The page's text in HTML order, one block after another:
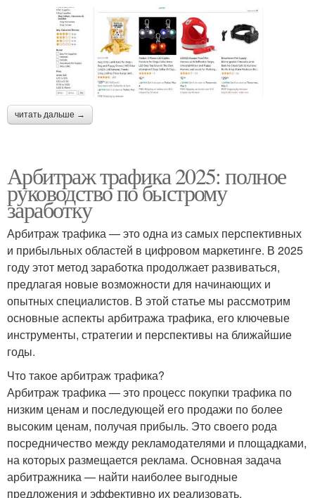
читать дальше →
Арбитраж трафика 2025: полное
руководство по быстрому
заработку
Арбитраж трафика — это одна из самых перспективных
и прибыльных областей в цифровом маркетинге. В 2025
году этот метод заработка продолжает развиваться,
предлагая новые возможности для начинающих и
опытных специалистов. В этой статье мы рассмотрим
основные аспекты арбитража трафика, его ключевые
инструменты, стратегии и перспективы на ближайшие
годы.
Что такое арбитраж трафика?
Арбитраж трафика — это процесс покупки трафика по
низким ценам и последующей его продажи по более
высоким ценам, получая прибыль. Это своего рода
посредничество между рекламодателями и площадками,
на которых размещается реклама. Основная задача
арбитражника — найти наиболее выгодные
предложения и эффективно их реализовать.